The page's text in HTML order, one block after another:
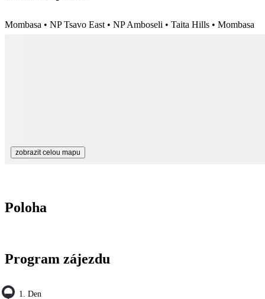
Mombasa • NP Tsavo East • NP Amboseli • Taita Hills • Mombasa
zobrazit celou mapu
Poloha
Program zájezdu
1. Den